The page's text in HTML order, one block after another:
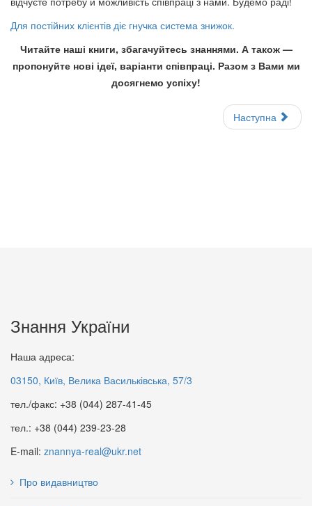
Для постійних клієнтів діє гнучка система знижок.
Читайте наші книги, збагачуйтесь знаннями. А також —
пропонуйте нові ідеї, варіанти співпраці. Разом з Вами ми
досягнемо успіху!
Наступна
Знання України
Наша адреса:
03150, Київ, Велика Васильківська, 57/3
тел./факс: +38 (044) 287-41-45
тел.: +38 (044) 239-23-28
E-mail: znannya-real@ukr.net
Про видавництво